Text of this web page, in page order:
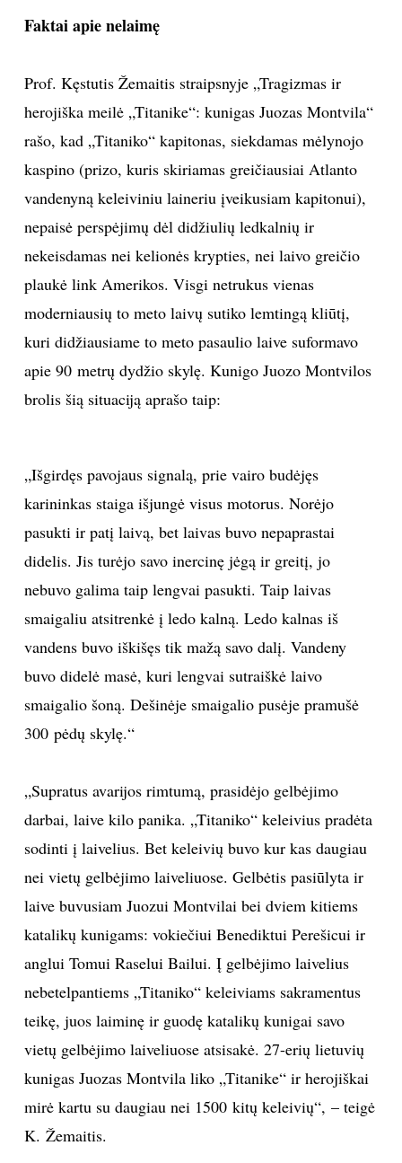
Faktai apie nelaimę
Prof. Kęstutis Žemaitis straipsnyje „Tragizmas ir
herojiška meilė „Titanike“: kunigas Juozas Montvila“
rašo, kad „Titaniko“ kapitonas, siekdamas mėlynojo
kaspino (prizo, kuris skiriamas greičiausiai Atlanto
vandenyną keleiviniu laineriu įveikusiam kapitonui),
nepaisė perspėjimų dėl didžiulių ledkalnių ir
nekeisdamas nei kelionės krypties, nei laivo greičio
plaukė link Amerikos. Visgi netrukus vienas
moderniausių to meto laivų sutiko lemtingą kliūtį,
kuri didžiausiame to meto pasaulio laive suformavo
apie 90 metrų dydžio skylę. Kunigo Juozo Montvilos
brolis šią situaciją aprašo taip:
„Išgirdęs pavojaus signalą, prie vairo budėjęs
karininkas staiga išjungė visus motorus. Norėjo
pasukti ir patį laivą, bet laivas buvo nepaprastai
didelis. Jis turėjo savo inercinę jėgą ir greitį, jo
nebuvo galima taip lengvai pasukti. Taip laivas
smaigaliu atsitrenkė į ledo kalną. Ledo kalnas iš
vandens buvo iškišęs tik mažą savo dalį. Vandeny
buvo didelė masė, kuri lengvai sutraiškė laivo
smaigalio šoną. Dešinėje smaigalio pusėje pramušė
300 pėdų skylę.“
„Supratus avarijos rimtumą, prasidėjo gelbėjimo
darbai, laive kilo panika. „Titaniko“ keleivius pradėta
sodinti į laivelius. Bet keleivių buvo kur kas daugiau
nei vietų gelbėjimo laiveliuose. Gelbėtis pasiūlyta ir
laive buvusiam Juozui Montvilai bei dviem kitiems
katalikų kunigams: vokiečiui Benediktui Perešicui ir
anglui Tomui Raselui Bailui. Į gelbėjimo laivelius
nebetelpantiems „Titaniko“ keleiviams sakramentus
teikę, juos laiminę ir guodę katalikų kunigai savo
vietų gelbėjimo laiveliuose atsisakė. 27-erių lietuvių
kunigas Juozas Montvila liko „Titanike“ ir herojiškai
mirė kartu su daugiau nei 1500 kitų keleivių“, – teigė
K. Žemaitis.